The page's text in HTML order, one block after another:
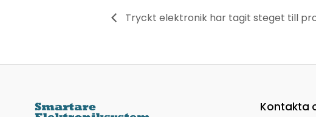
Tryckt elektronik har tagit steget till
Kontakta